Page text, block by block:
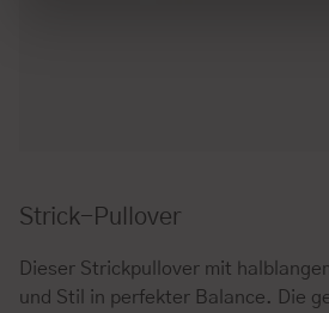
Strick-Pullover
Dieser Strickpullover mit
und Stil in perfekter Balance. Die